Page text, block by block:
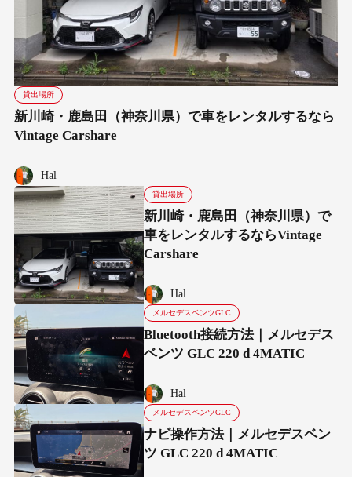
貸出場所
新川崎・鹿島田（神奈川県）で車をレンタルするなら
Vintage Carshare
Hal
貸出場所
新川崎・鹿島田（神奈川県）で
車をレンタルするならVintage
Carshare
Hal
メルセデスベンツGLC
Bluetooth接続方法｜メルセデス
ベンツ GLC 220 d 4MATIC
Hal
メルセデスベンツGLC
ナビ操作方法｜メルセデスベン
ツ GLC 220 d 4MATIC